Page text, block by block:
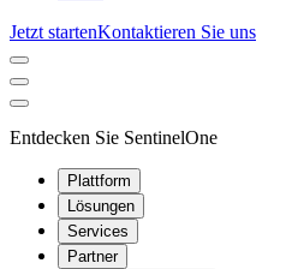
Jetzt startenKontaktieren Sie uns
Entdecken Sie SentinelOne
Plattform
Lösungen
Services
Partner